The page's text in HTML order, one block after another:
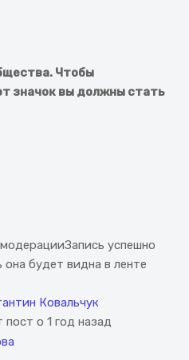
Чтобы
значок вы должны стать
Запись успешно
она будет видна в ленте
Ковальчук
пост о 1 год назад